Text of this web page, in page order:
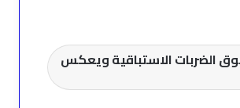
الضربات الاستباقية ويعكس